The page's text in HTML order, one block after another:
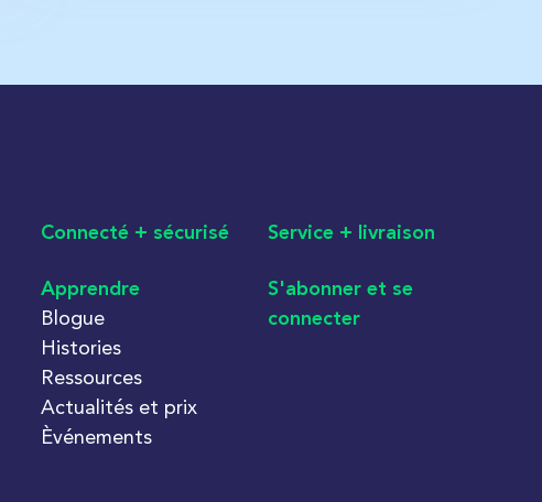
Connecté + sécurisé Service + livraison
Apprendre
Blogue
Histories
Ressources
Actualités et prix
Èvénements
S'abonner et se
connecter